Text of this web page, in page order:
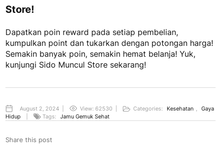
Store!
Dapatkan poin reward pada setiap pembelian,
kumpulkan point dan tukarkan dengan potongan harga!
Semakin banyak poin, semakin hemat belanja! Yuk,
kunjungi Sido Muncul Store sekarang!
August 2, 2024 View: 62530 Categories: Kesehatan ,
Gaya
Hidup
Tags: Jamu Gemuk Sehat
Share this post